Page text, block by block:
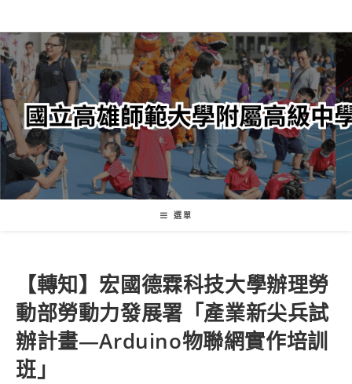
轉
至
主
內
容
選單
【轉知】宏國德霖科技大學辦理勞
動部勞動力發展署「產業新尖兵試
辦計畫—Arduino物聯網實作培訓
班」